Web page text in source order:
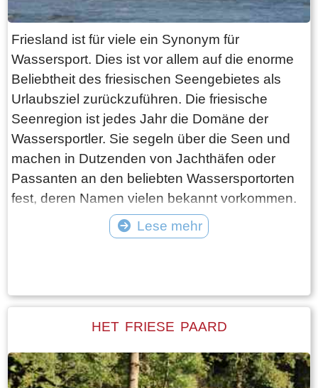
Lauwersoog oder Harlingen zurückkehren.
Bücher sind darüber geschrieben worden.
Dieses Inselgefühl hat man meines Wissens nur
auf den Watteninseln!
Friesland ist für viele ein Synonym für
Wassersport. Dies ist vor allem auf die enorme
Beliebtheit des friesischen Seengebietes als
Urlaubsziel zurückzuführen. Die friesische
Seenregion ist jedes Jahr die Domäne der
Wassersportler. Sie segeln über die Seen und
machen in Dutzenden von Jachthäfen oder
Passanten an den beliebten Wassersportorten
fest, deren Namen vielen bekannt vorkommen.
Sneek, Joure, Langweer, Heeg, Elahuizen,
Terherne, um nur eine Handvoll zu nennen
organisiert, in deren Bereich die von der SKS
die Sneekweek nicht. Das größte Segelereignis
der Welt auf Binnengewässern.
Lese mehr
HET FRIESE PAARD